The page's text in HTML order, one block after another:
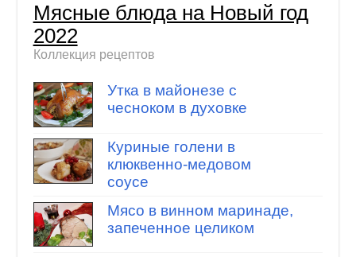
Мясные блюда на Новый год
2022
Коллекция рецептов
Утка в майонезе с
чесноком в духовке
Куриные голени в
клюквенно-медовом
соусе
Мясо в винном маринаде,
запеченное целиком